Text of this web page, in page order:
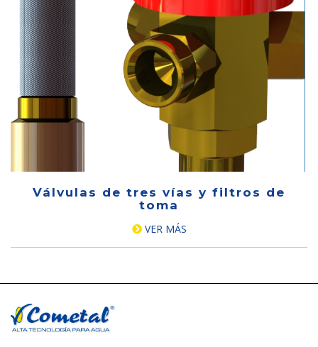
Válvulas de tres vías y filtros de
toma
VER MÁS